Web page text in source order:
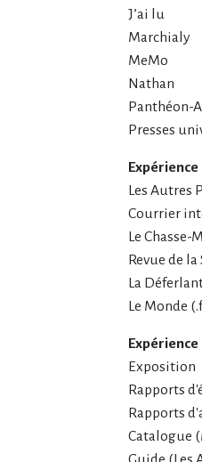
J’ai lu
Marchialy
MeMo
Nathan
Panthéon-
Presses
Les Autres
Courrier
Le Chasse-
Revue de
La
Le Monde
Exposition
Rapports
Rapports
Catalogue